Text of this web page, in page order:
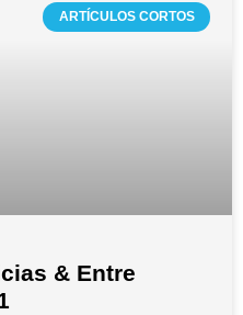
ARTÍCULOS CORTOS
& Entre